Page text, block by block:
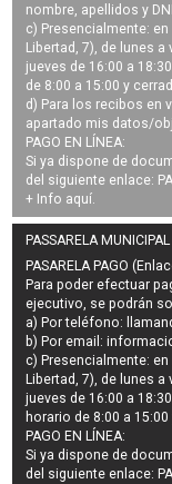
nombre, apellidos y
c) Presencialmente:
Libertad, 7), de lunes
jueves de 16:00 a
de 8:00 a 15:00 y
d) Para los recibos en
apartado mis datos/
PAGO EN LÍNEA:
Si ya dispone de
del siguiente enlace:
+ Info aquí.
PASSARELA
PASARELA PAGO
Para poder efectuar
ejecutivo, se podrán
a) Por teléfono:
b) Por email:
c) Presencialmente:
Libertad, 7), de lunes
jueves de 16:00 a
horario de 8:00 a
PAGO EN LÍNEA:
Si ya dispone de
del siguiente enlace: